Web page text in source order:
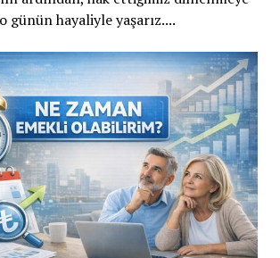
günün hayaliyle yaşarız....